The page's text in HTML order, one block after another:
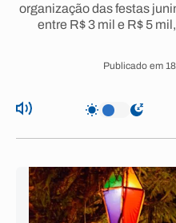
organização das festas
entre R$ 3 mil e R$ 5
Publicado em